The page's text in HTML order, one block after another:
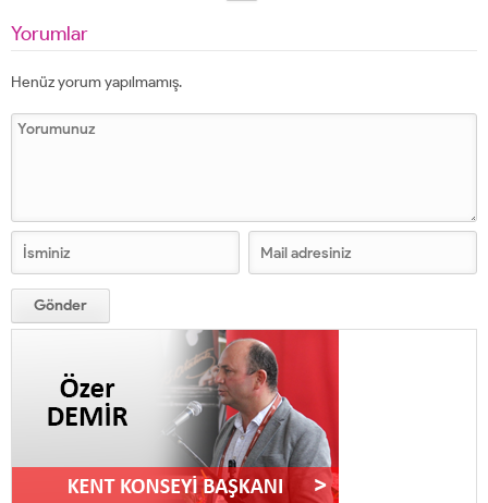
Yorumlar
Henüz yorum yapılmamış.